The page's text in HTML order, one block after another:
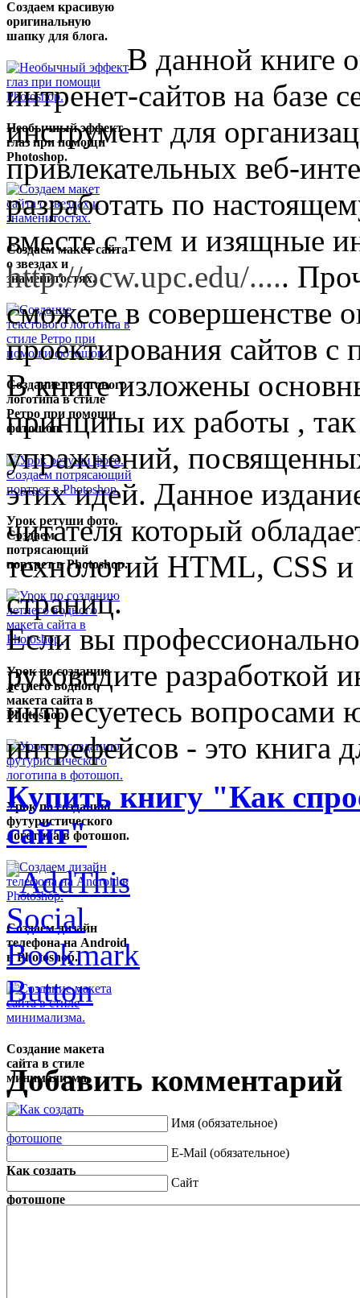
Создаем красивую
оригинальную
шапку для блога.
Необычный эффект
глаз при помощи
Photoshop.
Создаем макет сайта
о звездах и
знаменитостях.
Создание текстового
логотипа в стиле
Ретро при помощи
фотошоп.
Урок ретуши фото.
Создаем
потрясающий
портрет в Photoshop.
Урок по созданию
летнего водного
макета сайта в
Photoshop.
Урок по созданию
футуристического
логотипа в фотошоп.
Создаем дизайн
телефона на Android
в Photoshop.
Создание макета
сайта в стиле
минимализма.
Как создать
фотошопе
В данной книге
интренет-сайтов на базе
инструмент для
привлекательных веб-
разработать по
вместе с тем и изящные
http://ocw.upc.edu/.....
сможете в совершенстве
проектирования сайтов
В книге изложены
принципы их работы ,
упражнений,
этих идей. Данное
читателя который
технологий HTML, CSS и
страниц.
Если вы
руководите разработкой
интресуетесь вопросами
интрефейсов - это книга
Купить книгу "Как
сайт"
Добавить комментарий
Имя (обязательное)
E-Mail (обязательное)
Сайт